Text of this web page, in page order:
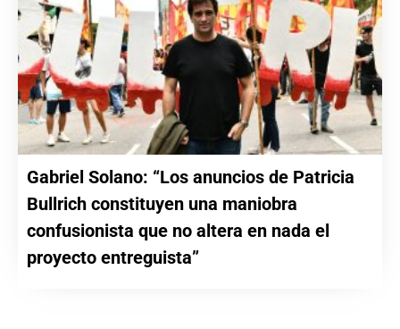
Gabriel Solano: “Los anuncios de Patricia
Bullrich constituyen una maniobra
confusionista que no altera en nada el
proyecto entreguista”